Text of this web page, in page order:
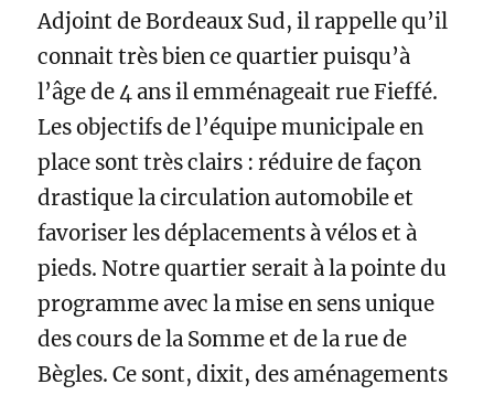
Adjoint de Bordeaux Sud, il rappelle qu’il
connait très bien ce quartier puisqu’à
l’âge de 4 ans il emménageait rue Fieffé.
Les objectifs de l’équipe municipale en
place sont très clairs : réduire de façon
drastique la circulation automobile et
favoriser les déplacements à vélos et à
pieds. Notre quartier serait à la pointe du
programme avec la mise en sens unique
des cours de la Somme et de la rue de
Bègles. Ce sont, dixit, des aménagements